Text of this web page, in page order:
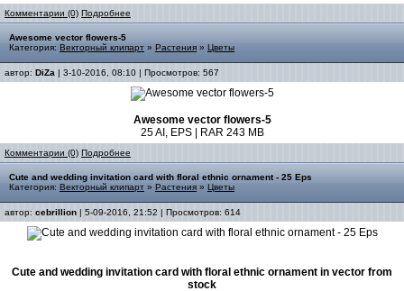
Комментарии (0) Подробнее
Awesome vector flowers-5
Категория: Векторный клипарт » Растения » Цветы
автор: DiZa | 3-10-2016, 08:10 | Просмотров: 567
Awesome vector flowers-5
25 AI, EPS | RAR 243 MB
Комментарии (0) Подробнее
Cute and wedding invitation card with floral ethnic ornament - 25 Eps
Категория: Векторный клипарт » Растения » Цветы
автор: cebrillion | 5-09-2016, 21:52 | Просмотров: 614
Cute and wedding invitation card with floral ethnic ornament in vector from
stock